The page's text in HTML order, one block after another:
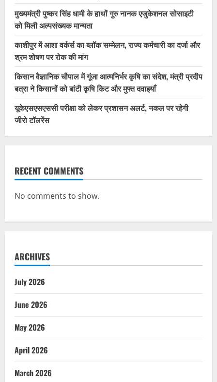
मुख्यमंत्री पुष्कर सिंह धामी के हाथों गुरु नानक एजुकेशनल सोसाइटी
को मिली अल्पसंख्यक मान्यता
काशीपुर में आशा वर्कर्स का ब्लॉक सम्मेलन, राज्य कर्मचारी का दर्जा और
श्रम शोषण पर रोक की मांग
किसान वैज्ञानिक चौपाल में गूंजा आत्मनिर्भर कृषि का संदेश, मंत्री प्रदीप
बत्रा ने किसानों को बांटी कृषि किट और मुफ्त दवाइयाँ
यूकेएसएसएससी परीक्षा को लेकर प्रशासन अलर्ट, नकल पर रहेगी
जीरो टॉलरेंस
RECENT COMMENTS
No comments to show.
ARCHIVES
July 2026
June 2026
May 2026
April 2026
March 2026